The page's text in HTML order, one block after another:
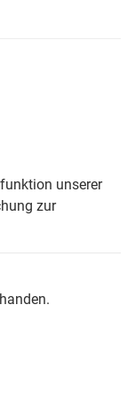
unserer
zur